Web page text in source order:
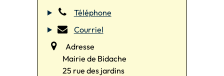
Téléphone
Courriel
Adresse
Mairie de Bidache
25 rue des jardins